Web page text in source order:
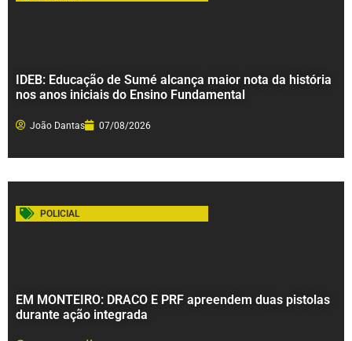
IDEB: Educação de Sumé alcança maior nota da história
nos anos iniciais do Ensino Fundamental
João Dantas 07/08/2026
POLICIAL
EM MONTEIRO: DRACO E PRF apreendem duas pistolas
durante ação integrada